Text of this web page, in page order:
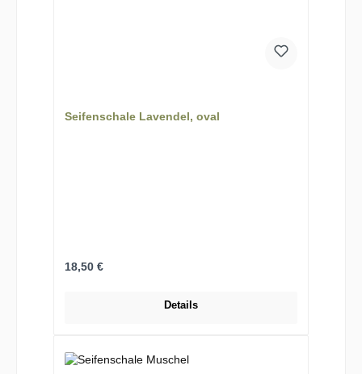
Seifenschale Lavendel, oval
Regulärer Preis:
18,50 €
Details